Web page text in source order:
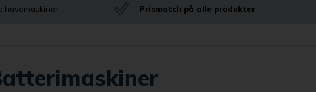
havemaskiner Prismatch på alle produkter